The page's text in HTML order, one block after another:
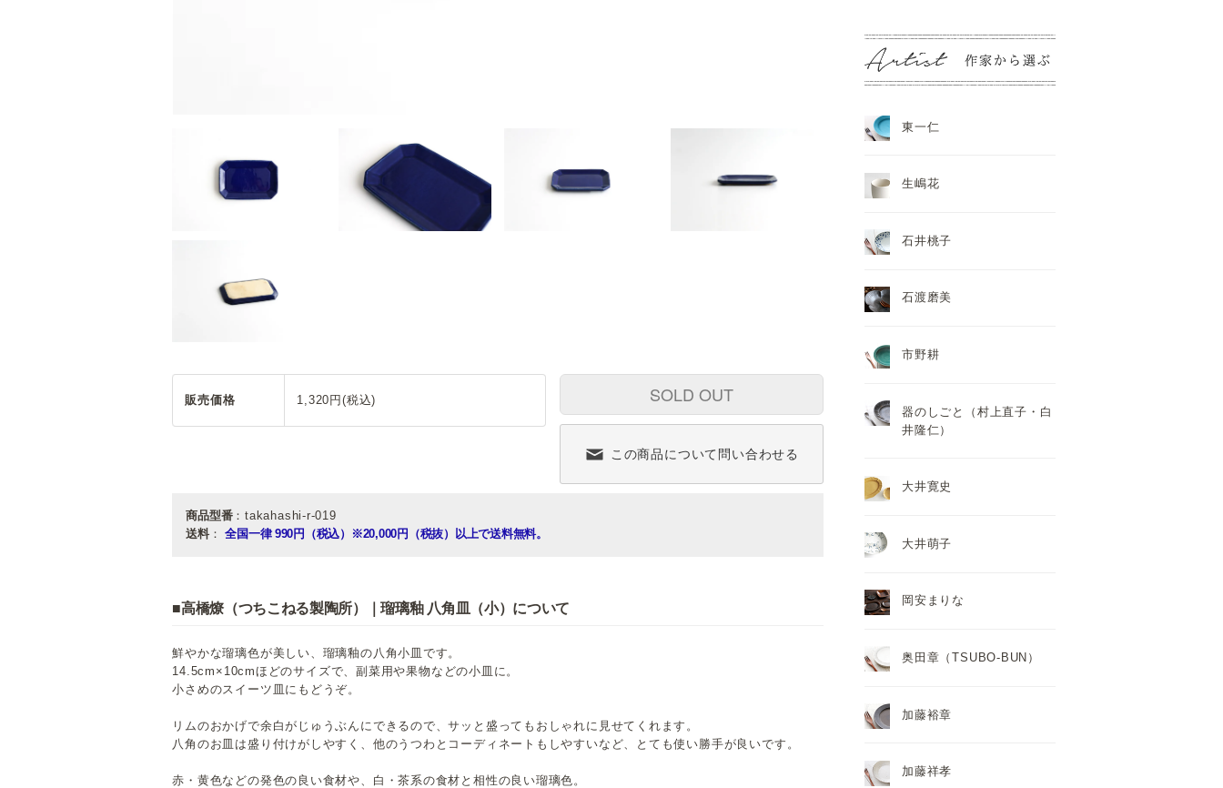
販売価格 1,320円(税込) SOLD OUT
この商品について問い合わせる
商品型番：takahashi-r-019
送料： 全国一律 990円（税込） ※20,000円（税抜）以上で送料無料。
■高橋燎（つちこねる製陶所）｜瑠璃釉 八角皿（小）について
鮮やかな瑠璃色が美しい、瑠璃釉の八角小皿です。
14.5cm×10cmほどのサイズで、副菜用や果物などの小皿に。
小さめのスイーツ皿にもどうぞ。
リムのおかげで余白がじゅうぶんにできるので、サッと盛ってもおしゃれに見せてくれます。
八角のお皿は盛り付けがしやすく、他のうつわとコーディネートもしやすいなど、とても使い勝手が良いです。
赤・黄色などの発色の良い食材や、白・茶系の食材と相性の良い瑠璃色。
東一仁
生嶋花
石井桃子
石渡磨美
市野耕
器のしごと（村上直子・白
井隆仁）
大井寛史
大井萌子
岡安まりな
奥田章（TSUBO-BUN）
加藤裕章
加藤祥孝